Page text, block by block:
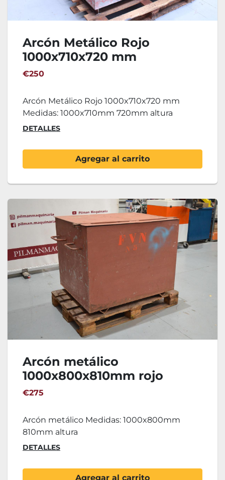
Arcón Metálico Rojo
1000x710x720 mm
€250
Arcón Metálico Rojo 1000x710x720 mm
Medidas: 1000x710mm 720mm altura
DETALLES
Agregar al carrito
Arcón metálico
1000x800x810mm rojo
€275
Arcón metálico Medidas: 1000x800mm
810mm altura
DETALLES
Agregar al carrito